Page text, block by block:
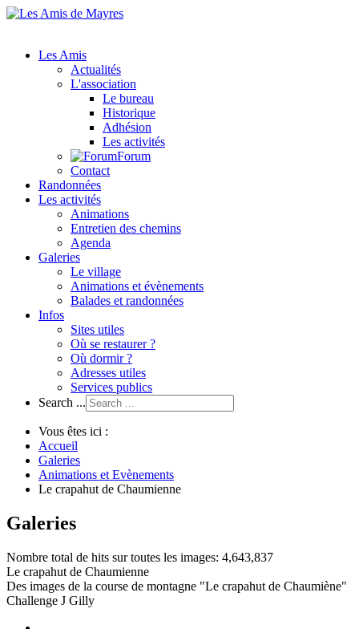
Les Amis
Actualités
L'association
Le bureau
Historique
Adhésion
Les activités
Forum
Contact
Randonnées
Les activités
Animations
Entretien des chemins
Agenda
Galeries
Le village
Animations et évènements
Balades et randonnées
Infos
Sites utiles
Où se restaurer ?
Où dormir ?
Adresses utiles
Services publics
Search ...
Vous êtes ici :
Accueil
Galeries
Animations et Evènements
Le crapahut de Chaumienne
Galeries
Nombre total de hits sur toutes les images: 4,643,837
Le crapahut de Chaumienne
Des images de la course de montagne "Le crapahut de Chaumiène"
Challenge J Gilly